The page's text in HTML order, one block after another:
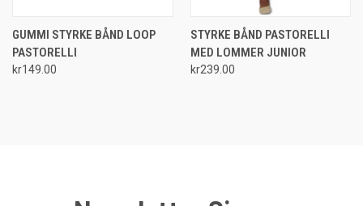
GUMMI STYRKE BÅND LOOP
PASTORELLI
kr149.00
STYRKE BÅND PASTORELLI
MED LOMMER JUNIOR
kr239.00